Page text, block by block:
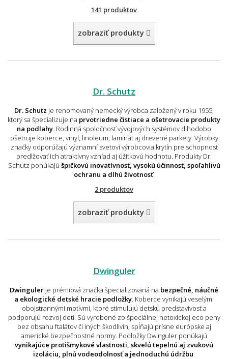
141 produktov
zobraziť produkty
Dr. Schutz
Dr. Schutz je renomovaný nemecký výrobca založený v roku 1955,
ktorý sa špecializuje na prvotriedne čistiace a ošetrovacie produkty
na podlahy . Rodinná spoločnosť vývojových systémov dlhodobo
ošetruje koberce, vinyl, linoleum, laminát aj drevené parkety. Výrobky
značky odporúčajú významní svetoví výrobcovia krytín pre schopnosť
predlžovať ich atraktívny vzhľad aj úžitkovú hodnotu. Produkty Dr.
Schutz ponúkajú špičkovú inovatívnosť, vysokú účinnosť, spoľahlivú
ochranu a dlhú životnosť.
2 produktov
zobraziť produkty
Dwinguler
Dwinguler je prémiová značka špecializovaná na bezpečné, náučné
a ekologické detské hracie podložky . Koberce vynikajú veselými
obojstrannými motívmi, ktoré stimulujú detskú predstavivosť a
podporujú rozvoj detí. Sú vyrobené zo špeciálnej netoxickej eco peny
bez obsahu ftalátov či iných škodlivín, spĺňajú prísne európske aj
americké bezpečnostné normy. Podložky Dwinguler ponúkajú
vynikajúce protišmykové vlastnosti, skvelú tepelnú aj zvukovú
izoláciu, plnú vodeodolnosť a jednoduchú údržbu